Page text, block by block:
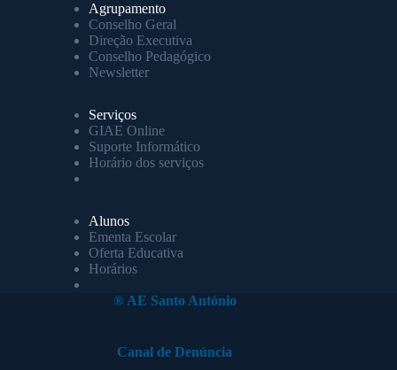
Agrupamento
Conselho Geral
Direção Executiva
Conselho Pedagógico
Newsletter
Serviços
GIAE Online
Suporte Informático
Horário dos serviços
Alunos
Ementa Escolar
Oferta Educativa
Horários
® AE Santo António
Canal de Denúncia